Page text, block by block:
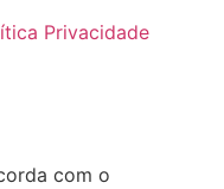
Privacidade
com o